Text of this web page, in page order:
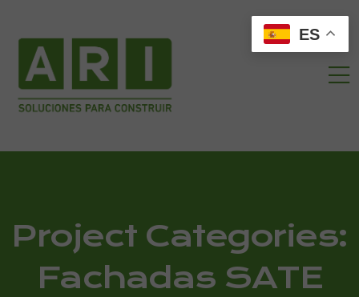
Project Categories:
Fachadas SATE
ES